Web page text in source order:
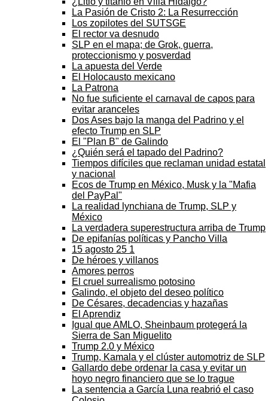
La Pasión de Cristo 2: La Resurrección
Los zopilotes del SUTSGE
El rector va desnudo
SLP en el mapa; de Grok, guerra,
proteccionismo y posverdad
La apuesta del Verde
El Holocausto mexicano
La Patrona
No fue suficiente el carnaval de capos para
evitar aranceles
Dos Ases bajo la manga del Padrino y el
efecto Trump en SLP
El "Plan B" de Galindo
¿Quién será el tapado del Padrino?
Tiempos difíciles que reclaman unidad estatal
y nacional
Ecos de Trump en México, Musk y la "Mafia
del PayPal"
La realidad lynchiana de Trump, SLP y
México
La verdadera superestructura arriba de Trump
De epifanías políticas y Pancho Villa
15 agosto 25 1
De héroes y villanos
Amores perros
El cruel surrealismo potosino
Galindo, el objeto del deseo político
De Césares, decadencias y hazañas
El Aprendiz
Igual que AMLO, Sheinbaum protegerá la
Sierra de San Miguelito
Trump 2.0 y México
Trump, Kamala y el clúster automotriz de SLP
Gallardo debe ordenar la casa y evitar un
hoyo negro financiero que se lo trague
La sentencia a García Luna reabrió el caso